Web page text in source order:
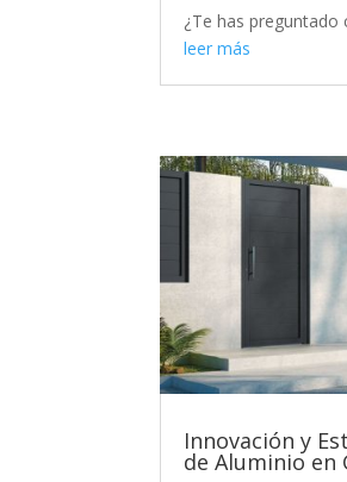
¿Te has preguntado
leer más
Innovación y
de Aluminio en